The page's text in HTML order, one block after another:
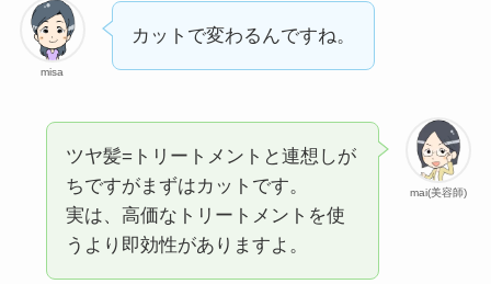
misa
カットで変わるんですね。
mai(美容師)
ツヤ髪=トリートメントと連想しが
ちですがまずはカットです。
実は、高価なトリートメントを使
うより即効性がありますよ。